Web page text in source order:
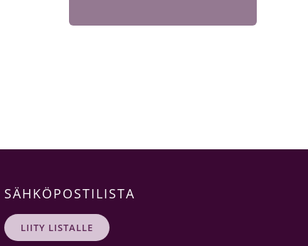
SÄHKÖPOSTILISTA
LIITY LISTALLE